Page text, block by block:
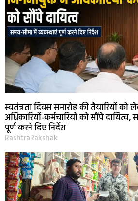
स्वतंत्रता दिवस समारोह की तैयारियों को
अधिकारियों-कर्मचारियों को सौंपे
पूर्ण करने दिए निर्देश
RashtraRakshak